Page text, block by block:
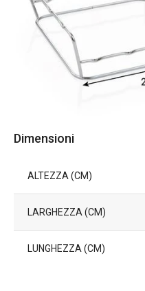
Dimensioni
ALTEZZA (CM)
LARGHEZZA (CM)
LUNGHEZZA (CM)